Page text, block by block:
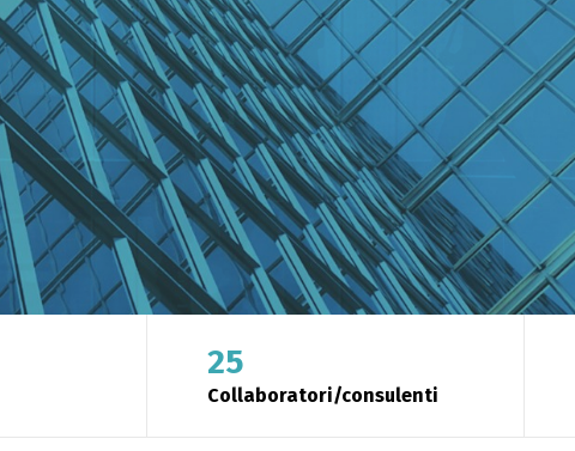
25
Collaboratori/consulenti